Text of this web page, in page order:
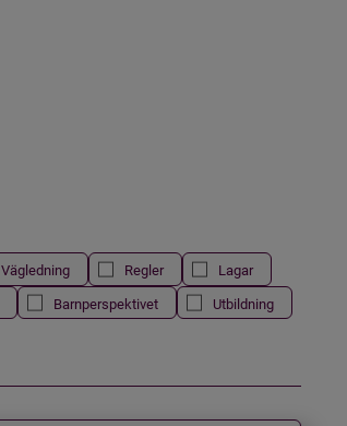
Vägledning Regler
Lagar
Barnperspektivet
Utbildning